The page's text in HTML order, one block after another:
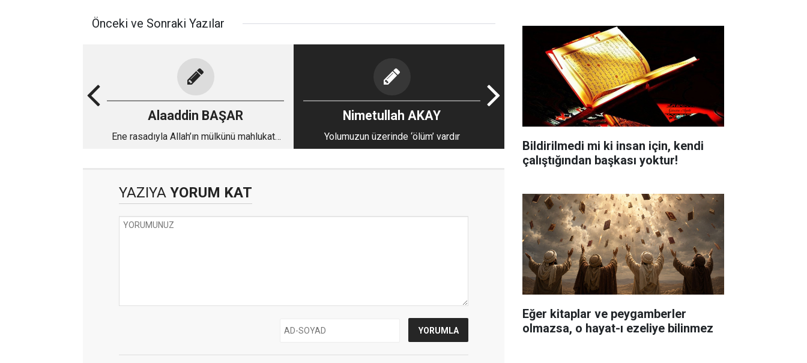
Önceki ve Sonraki Yazılar
Alaaddin BAŞAR
Ene rasadıyla Allah’ın mülkünü mahlukata
Nimetullah AKAY
Yolumuzun üzerinde ‘ölüm’ vardır
YAZIYA YORUM KAT
Bildirilmedi mi ki insan için, kendi
çalıştığından başkası yoktur!
Eğer kitaplar ve peygamberler
olmazsa, o hayat-ı ezeliye bilinmez